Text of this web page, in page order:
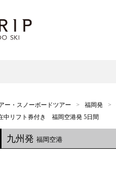
ー・スノーボードツアー 福岡発
中リフト券付き　福岡空港発 5日間
九州発 福岡空港